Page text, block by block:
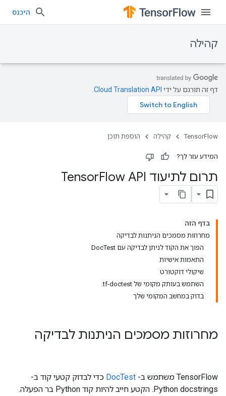
היכנס
קהילה
דף זה תורגם על ידי Cloud Translation API
TensorFlow קהילה הוספת תוכן
המידע עזר לך?
תרום לתיעוד Tensor Flow API
בדף הזה
מחרוזות מסמכים הניתנות לבדיקה
הפוך את הקוד לניתן לבדיקה עם DocTest
התאמות אישיות
שיקולי דוקטורט
השתמש בעותק מקומי של tf-doctest.
בדוק במחשב המקומי שלך
מחרוזות מסמכים הניתנות לבדיקה
TensorFlow משתמש ב- DocTest כדי לבדוק קטעי קוד ב-
Python docstrings. הקטע חייב להיות קוד Python בר הפעלה.